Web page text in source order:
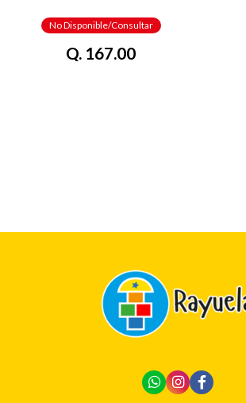
No Disponible/Consultar
Q. 167.00